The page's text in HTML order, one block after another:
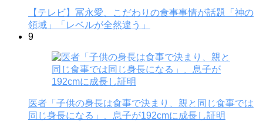
【テレビ】冨永愛、こだわりの食事事情が話題「神の
領域」「レベルが全然違う」
9
医者「子供の身長は食事で決まり、親と同じ食事では
同じ身長になる」、息子が192cmに成長し証明